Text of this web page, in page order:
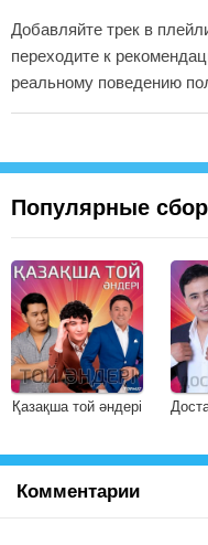
Добавляйте трек в
переходите к
реальному поведению
Популярные
Қазақша той әндері
Комментарии